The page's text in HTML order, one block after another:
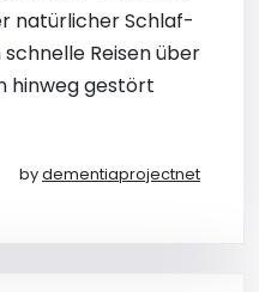
natürlicher Schlaf-
Reisen über
hinweg gestört
bydementiaprojectnet